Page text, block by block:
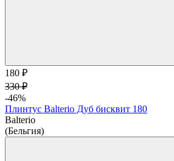
180 ₽
330 ₽
-46%
Плинтус Balterio Дуб бисквит 180
Balterio
(Бельгия)